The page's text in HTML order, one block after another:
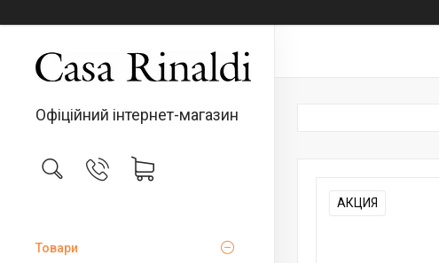
Офіційний інтернет-магазин
Товари
АКЦИЯ